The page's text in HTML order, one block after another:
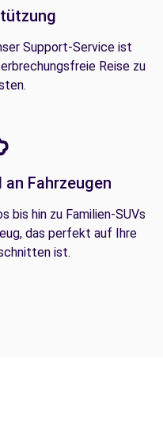
Support-Service ist
Reise zu
Fahrzeugen
hin zu Familien-SUVs
das perfekt auf Ihre
ist.